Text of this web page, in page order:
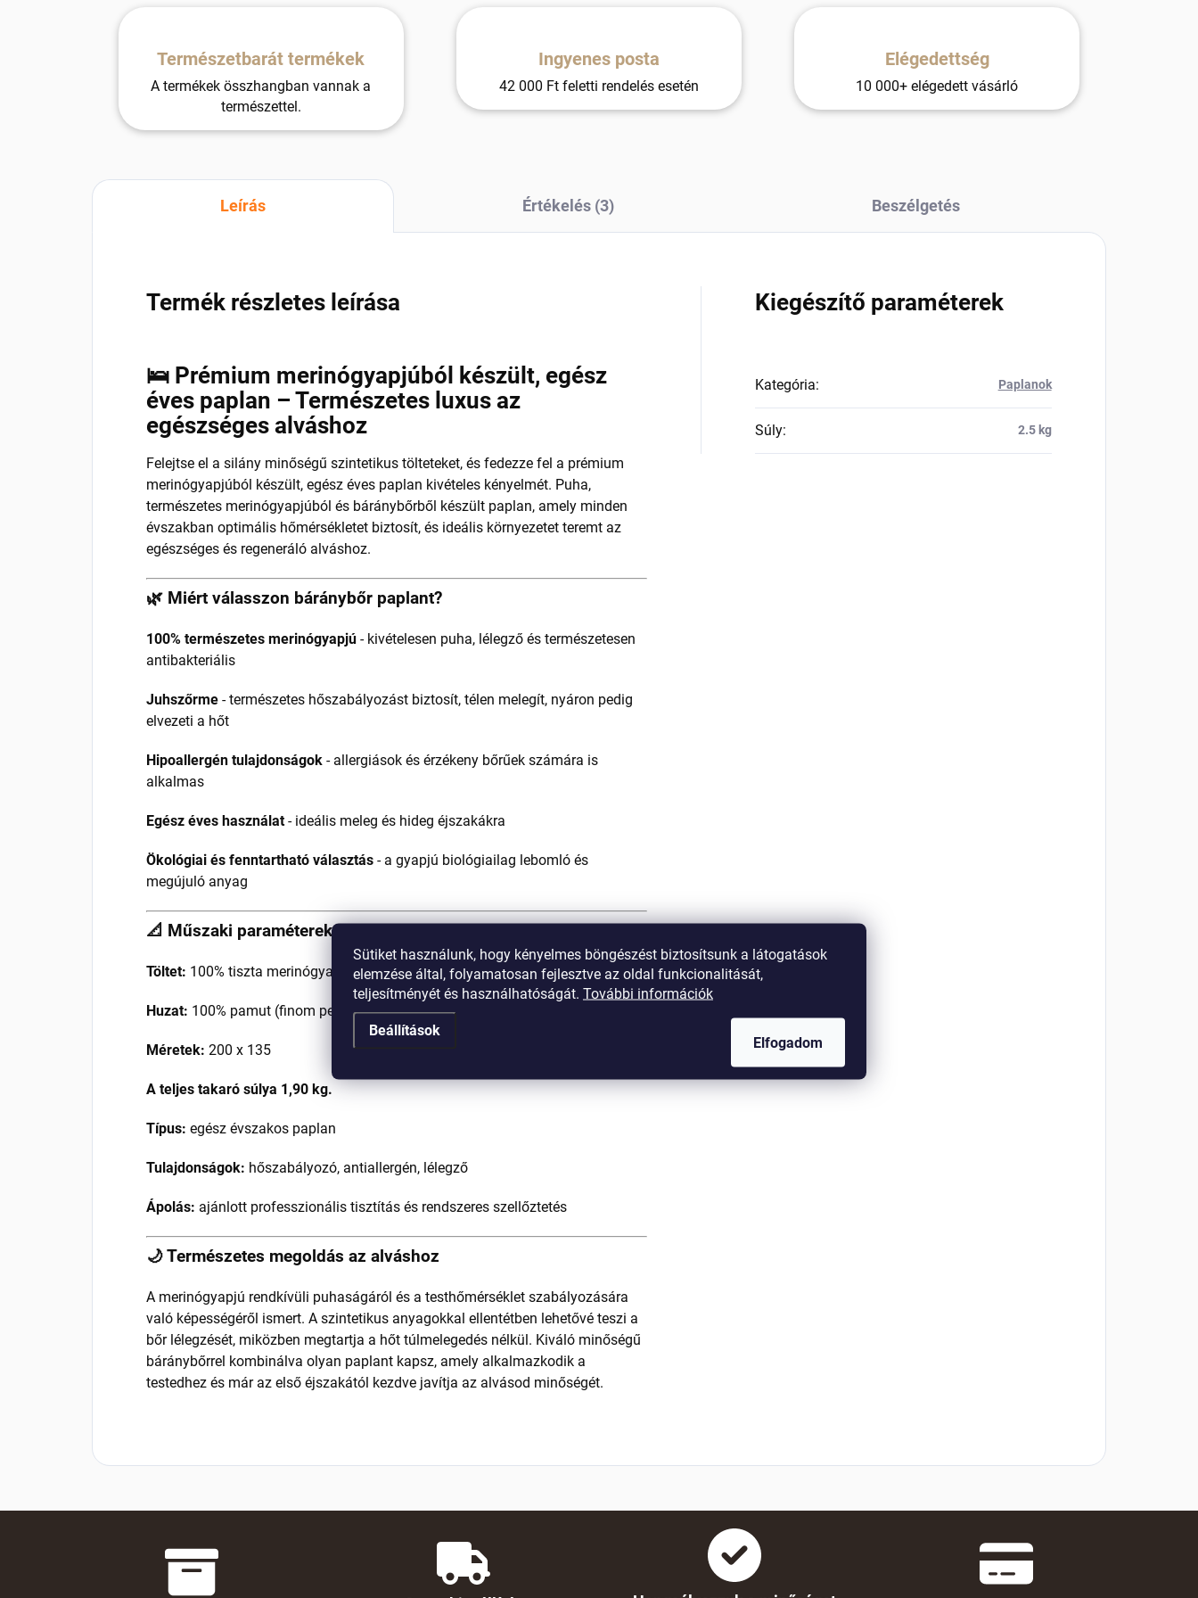
Sütiket használunk, hogy kényelmes böngészést biztosítsunk a látogatások
elemzése által, folyamatosan fejlesztve az oldal funkcionalitását,
teljesítményét és használhatóságát. További információk
Beállítások
Elfogadom
Természetbarát termékek
A termékek összhangban vannak a
természettel.
Ingyenes posta
42 000 Ft feletti rendelés esetén
Elégedettség
10 000+ elégedett vásárló
Leírás Értékelés (3) Beszélgetés
Termék részletes leírása
🛌 Prémium merinógyapjúból készült, egész
éves paplan – Természetes luxus az
egészséges alváshoz
Felejtse el a silány minőségű szintetikus tölteteket, és fedezze fel a prémium
merinógyapjúból készült, egész éves paplan kivételes kényelmét. Puha,
természetes merinógyapjúból és báránybőrből készült paplan, amely minden
évszakban optimális hőmérsékletet biztosít, és ideális környezetet teremt az
egészséges és regeneráló alváshoz.
🌿 Miért válasszon báránybőr paplant?
100% természetes merinógyapjú - kivételesen puha, lélegző és természetesen
antibakteriális
Juhszőrme - természetes hőszabályozást biztosít, télen melegít, nyáron pedig
elvezeti a hőt
Hipoallergén tulajdonságok - allergiások és érzékeny bőrűek számára is
alkalmas
Egész éves használat- ideális meleg és hideg éjszakákra
Ökológiai és fenntartható választás - a gyapjú biológiailag lebomló és
megújuló anyag
📐 Műszaki paraméterek
Töltet: 100% tiszta merinógyapjú
Huzat: 100% pamut (finom perkál)
Méretek: 200 x 135
A teljes takaró súlya 1,90 kg.
Típus: egész évszakos paplan
Tulajdonságok: hőszabályozó, antiallergén, lélegző
Ápolás: ajánlott professzionális tisztítás és rendszeres szellőztetés
🌙 Természetes megoldás az alváshoz
A merinógyapjú rendkívüli puhaságáról és a testhőmérséklet szabályozására
való képességéről ismert. A szintetikus anyagokkal ellentétben lehetővé teszi a
bőr lélegzését, miközben megtartja a hőt túlmelegedés nélkül. Kiváló minőségű
báránybőrrel kombinálva olyan paplant kapsz, amely alkalmazkodik a
testedhez és már az első éjszakától kezdve javítja az alvásod minőségét.
Kiegészítő paraméterek
Kategória: Paplanok
Súly: 2.5 kg